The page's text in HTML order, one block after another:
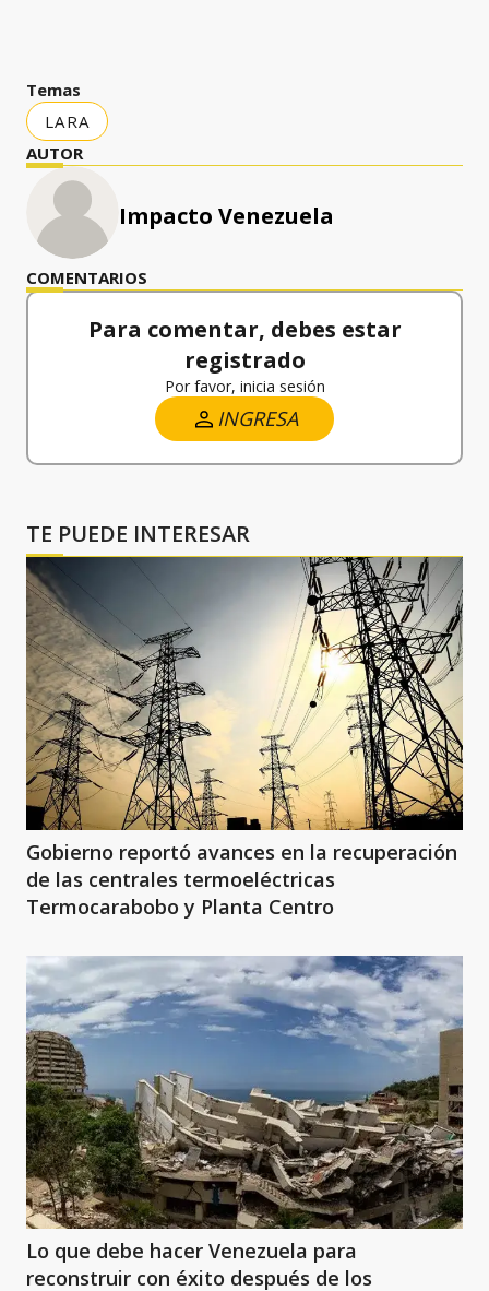
Temas
LARA
AUTOR
Impacto Venezuela
COMENTARIOS
Para comentar, debes estar
registrado
Por favor, inicia sesión
INGRESA
TE PUEDE INTERESAR
Gobierno reportó avances en la recuperación
de las centrales termoeléctricas
Termocarabobo y Planta Centro
Lo que debe hacer Venezuela para
reconstruir con éxito después de los